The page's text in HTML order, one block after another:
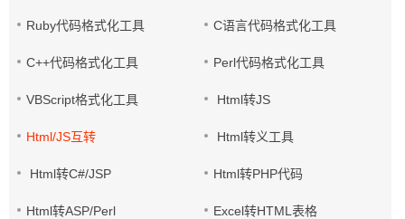
Ruby代码格式化工具 C语言代码格式化工具
C++代码格式化工具 Perl代码格式化工具
VBScript格式化工具 Html转JS
Html/JS互转 Html转义工具
Html转C#/JSP Html转PHP代码
Html转ASP/Perl Excel转HTML表格